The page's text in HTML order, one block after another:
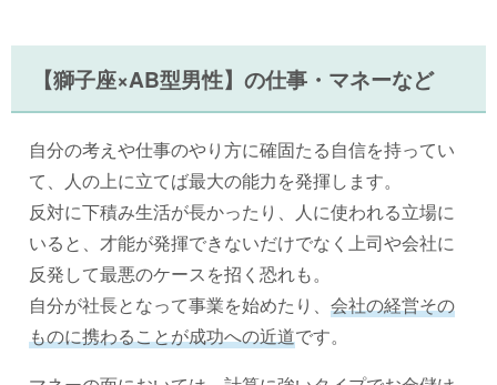
【獅子座×AB型男性】の仕事・マネーなど
自分の考えや仕事のやり方に確固たる自信を持ってい
て、人の上に立てば最大の能力を発揮します。
反対に下積み生活が長かったり、人に使われる立場に
いると、才能が発揮できないだけでなく上司や会社に
反発して最悪のケースを招く恐れも。
自分が社長となって事業を始めたり、 会社の経営その
ものに携わることが成功への近道です。